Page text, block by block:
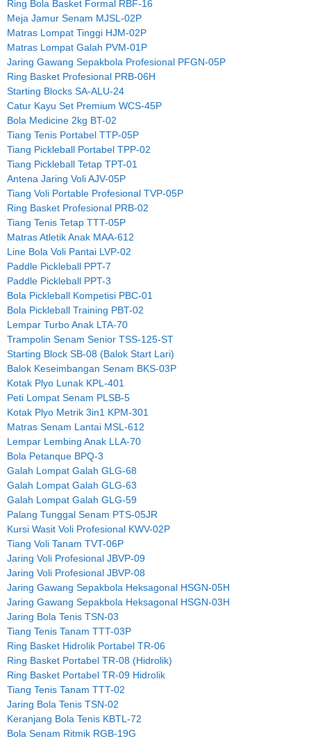
Ring Bola Basket Formal RBF-16
Meja Jamur Senam MJSL-02P
Matras Lompat Tinggi HJM-02P
Matras Lompat Galah PVM-01P
Jaring Gawang Sepakbola Profesional PFGN-05P
Ring Basket Profesional PRB-06H
Starting Blocks SA-ALU-24
Catur Kayu Set Premium WCS-45P
Bola Medicine 2kg BT-02
Tiang Tenis Portabel TTP-05P
Tiang Pickleball Portabel TPP-02
Tiang Pickleball Tetap TPT-01
Antena Jaring Voli AJV-05P
Tiang Voli Portable Profesional TVP-05P
Ring Basket Profesional PRB-02
Tiang Tenis Tetap TTT-05P
Matras Atletik Anak MAA-612
Line Bola Voli Pantai LVP-02
Paddle Pickleball PPT-7
Paddle Pickleball PPT-3
Bola Pickleball Kompetisi PBC-01
Bola Pickleball Training PBT-02
Lempar Turbo Anak LTA-70
Trampolin Senam Senior TSS-125-ST
Starting Block SB-08 (Balok Start Lari)
Balok Keseimbangan Senam BKS-03P
Kotak Plyo Lunak KPL-401
Peti Lompat Senam PLSB-5
Kotak Plyo Metrik 3in1 KPM-301
Matras Senam Lantai MSL-612
Lempar Lembing Anak LLA-70
Bola Petanque BPQ-3
Galah Lompat Galah GLG-68
Galah Lompat Galah GLG-63
Galah Lompat Galah GLG-59
Palang Tunggal Senam PTS-05JR
Kursi Wasit Voli Profesional KWV-02P
Tiang Voli Tanam TVT-06P
Jaring Voli Profesional JBVP-09
Jaring Voli Profesional JBVP-08
Jaring Gawang Sepakbola Heksagonal HSGN-05H
Jaring Gawang Sepakbola Heksagonal HSGN-03H
Jaring Bola Tenis TSN-03
Tiang Tenis Tanam TTT-03P
Ring Basket Hidrolik Portabel TR-06
Ring Basket Portabel TR-08 (Hidrolik)
Ring Basket Portabel TR-09 Hidrolik
Tiang Tenis Tanam TTT-02
Jaring Bola Tenis TSN-02
Keranjang Bola Tenis KBTL-72
Bola Senam Ritmik RGB-19G